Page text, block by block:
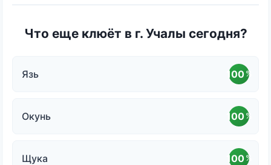
Что еще клюёт в г. Учалы сегодня?
Язь 100 %
Окунь 100 %
Щука 100 %